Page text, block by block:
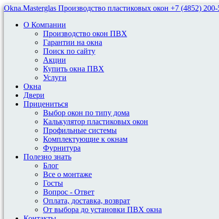
Okna.Masterglas Производство пластиковых окон +7 (4852) 200-
О Компании
Производство окон ПВХ
Гарантии на окна
Поиск по сайту
Акции
Купить окна ПВХ
Услуги
Окна
Двери
Прицениться
Выбор окон по типу дома
Калькулятор пластиковых окон
Профильные системы
Комплектующие к окнам
Фурнитура
Полезно знать
Блог
Все о монтаже
Госты
Вопрос - Ответ
Оплата, доставка, возврат
От выбора до установки ПВХ окна
Пластиковые Окна Для
Установка пластиковых окон для домов
121 серия (другие названия – «новая панель») – это
Отличительными чертами домов этой серии являются
Особенностями оконных проемов являются широкие откосы
следующий:
у двустворчатых – 1410Х1450 мм;
у трехстворчатых – 1410х1700 мм;
у балконного блока – 2140х1180 мм (ширина окна –
Предлагаем установить в панельном доме 121 серии
трехстворчатые, балконный блок (комбинированный или